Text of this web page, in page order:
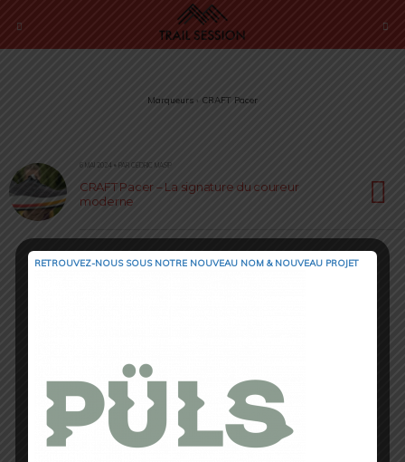
Marqueurs › CRAFT Pacer
6 MAI 2024 • PAR CÉDRIC MASIP
CRAFT Pacer – La signature du coureur
moderne
RETROUVEZ-NOUS SOUS NOTRE NOUVEAU NOM & NOUVEAU PROJET